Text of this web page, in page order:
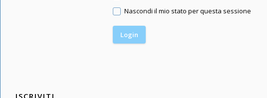
Nascondi il mio stato per questa sessione
ISCRIVITI